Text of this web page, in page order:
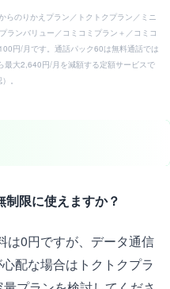
らのりかえプラン／トクトクプラン／ミニ
ランバリュー／コミコミプラン＋／コミコ
円/月です。通話パック60は無料通話では
最大2,640円/月を減額する定額サービスで
。
制限に使えますか？
は0円ですが、データ通信
配な場合はトクトクプラ